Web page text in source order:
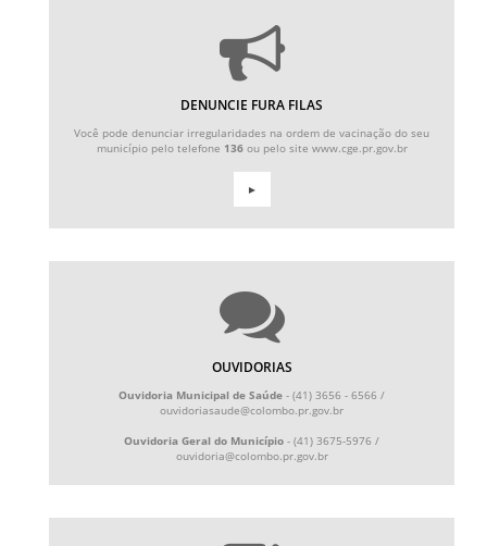
DENUNCIE FURA FILAS
Você pode denunciar irregularidades na ordem de vacinação do seu
município pelo telefone 136ou pelo site www.cge.pr.gov.br
►
OUVIDORIAS
Ouvidoria Municipal de Saúde - (41) 3656 - 6566 /
ouvidoriasaude@colombo.pr.gov.br
Ouvidoria Geral do Município - (41) 3675-5976 /
ouvidoria@colombo.pr.gov.br